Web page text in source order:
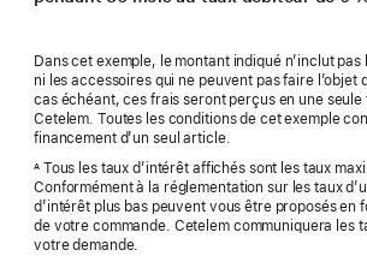
Dans cet exemple, le montant indiqué n’inclut pas
ni les accessoires qui ne peuvent pas faire l’objet
cas échéant, ces frais seront perçus en une seule
Cetelem. Toutes les conditions de cet exemple
financement d’un seul article.
ATous les taux d’intérêt affichés sont les taux
Conformément à la réglementation sur les taux
d’intérêt plus bas peuvent vous être proposés en
de votre commande. Cetelem communiquera les
votre demande.